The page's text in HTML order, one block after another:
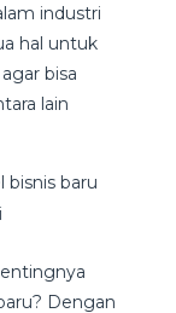
industri
hal untuk
bisa
lain
bisnis baru
Dengan